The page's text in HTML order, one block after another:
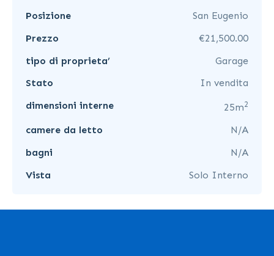
Posizione
San Eugenio
Prezzo
€21,500.00
tipo di proprieta’
Garage
Stato
In vendita
dimensioni interne
25m2
camere da letto
N/A
bagni
N/A
Vista
Solo Interno